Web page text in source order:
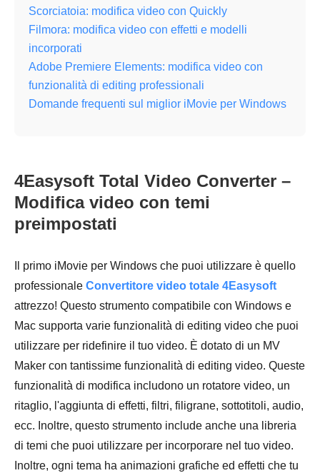
Scorciatoia: modifica video con Quickly
Filmora: modifica video con effetti e modelli
incorporati
Adobe Premiere Elements: modifica video con
funzionalità di editing professionali
Domande frequenti sul miglior iMovie per Windows
4Easysoft Total Video Converter –
Modifica video con temi
preimpostati
Il primo iMovie per Windows che puoi utilizzare è quello
professionale Convertitore video totale 4Easysoft
attrezzo! Questo strumento compatibile con Windows e
Mac supporta varie funzionalità di editing video che puoi
utilizzare per ridefinire il tuo video. È dotato di un MV
Maker con tantissime funzionalità di editing video. Queste
funzionalità di modifica includono un rotatore video, un
ritaglio, l'aggiunta di effetti, filtri, filigrane, sottotitoli, audio,
ecc. Inoltre, questo strumento include anche una libreria
di temi che puoi utilizzare per incorporare nel tuo video.
Inoltre, ogni tema ha animazioni grafiche ed effetti che tu